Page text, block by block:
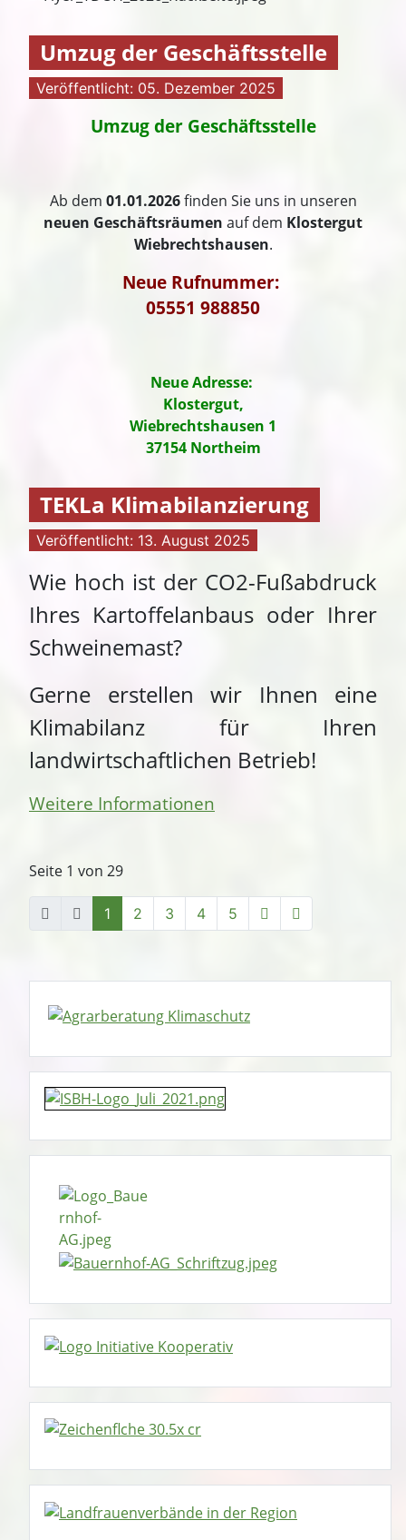
Umzug der Geschäftsstelle
Veröffentlicht: 05. Dezember 2025
Umzug der Geschäftsstelle
Ab dem 01.01.2026finden Sie uns in unseren
neuen Geschäftsräumen auf dem Klostergut
Wiebrechtshausen.
Neue Rufnummer:
05551 988850
Neue Adresse:
Klostergut,
Wiebrechtshausen 1
37154 Northeim
TEKLa Klimabilanzierung
Veröffentlicht: 13. August 2025
Wie hoch ist der CO2-Fußabdruck
Ihres Kartoffelanbaus oder Ihrer
Schweinemast?
Gerne erstellen wir Ihnen eine
Klimabilanz für Ihren
landwirtschaftlichen Betrieb!
Weitere Informationen
Seite 1 von 29
1 2 3 4 5